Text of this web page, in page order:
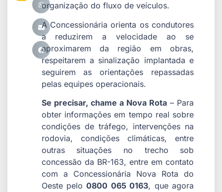
organização do fluxo de veículos.
A Concessionária orienta os condutores
a reduzirem a velocidade ao se
aproximarem da região em obras,
respeitarem a sinalização implantada e
seguirem as orientações repassadas
pelas equipes operacionais.
Se precisar, chame a Nova Rota – Para
obter informações em tempo real sobre
condições de tráfego, intervenções na
rodovia, condições climáticas, entre
outras situações no trecho sob
concessão da BR-163, entre em contato
com a Concessionária Nova Rota do
Oeste pelo0800 065 0163, que agora